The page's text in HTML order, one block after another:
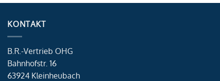
KONTAKT
B.R.-Vertrieb OHG
Bahnhofstr. 16
63924 Kleinheubach